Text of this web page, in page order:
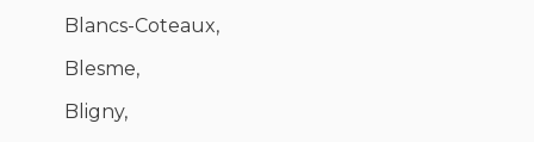
Blancs-Coteaux,
Blesme,
Bligny,